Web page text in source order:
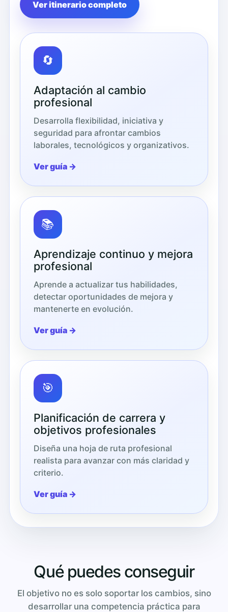
Ver itinerario completo
🔄
Adaptación al cambio
profesional
Desarrolla flexibilidad, iniciativa y
seguridad para afrontar cambios
laborales, tecnológicos y organizativos.
Ver guía →
📚
Aprendizaje continuo y mejora
profesional
Aprende a actualizar tus habilidades,
detectar oportunidades de mejora y
mantenerte en evolución.
Ver guía →
🎯
Planificación de carrera y
objetivos profesionales
Diseña una hoja de ruta profesional
realista para avanzar con más claridad y
criterio.
Ver guía →
Qué puedes conseguir
El objetivo no es solo soportar los cambios, sino
desarrollar una competencia práctica para